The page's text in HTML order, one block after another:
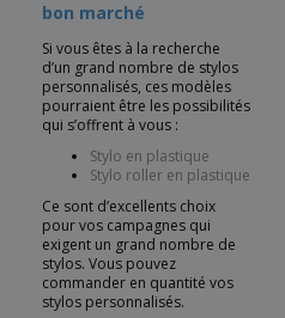
bon marché
Si vous êtes à la recherche
d’un grand nombre de stylos
personnalisés, ces modèles
pourraient être les possibilités
qui s’offrent à vous :
Stylo en plastique
Stylo roller en plastique
Ce sont d’excellents choix
pour vos campagnes qui
exigent un grand nombre de
stylos. Vous pouvez
commander en quantité vos
stylos personnalisés.